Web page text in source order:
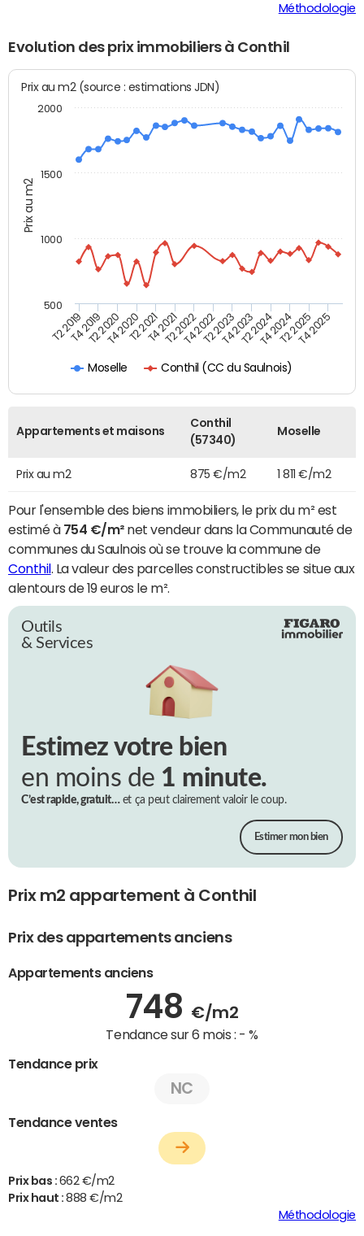
Méthodologie
Evolution des prix immobiliers à Conthil
Prix au m2
Prix au m2 (source : estimations JDN)
Moselle Conthil (CC du Saulnois)
T2 2019T4 2019T2 2020T4 2020T2 2021T4 2021T2 2022T4 2022T2 2023T4 2023T2 2024T4 2024T2 2025T4 2025
500
1000
1500
2000
Appartements et maisons
Conthil
(57340)
Moselle
Prix au m2 875 €/m2 1 811 €/m2
Pour l'ensemble des biens immobiliers, le prix du m² est
estimé à 754 €/m²net vendeur dans la Communauté de
communes du Saulnois où se trouve la commune de
Conthil
. La valeur des parcelles constructibles se situe aux
alentours de 19 euros le m².
Outils
& Services
Estimez votre bien
en moins de 1 minute.
C’est rapide, gratuit…et ça peut clairement valoir le coup.
Estimer mon bien
Prix m2 appartement à Conthil
Prix des appartements anciens
Appartements anciens
748 €/m2
Tendance sur 6 mois : - %
Tendance prix
NC
Tendance ventes
Prix bas : 662 €/m2
Prix haut :888 €/m2
Méthodologie